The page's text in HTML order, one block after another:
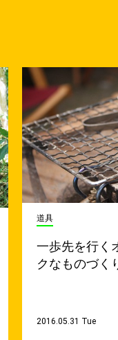
道具
一歩先を行く
クなものづく
2016.05.31 Tue